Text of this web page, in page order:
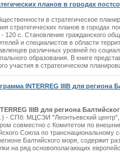
планов в городах
в стратегическое
стратегических планов в городах
120 с. Становление гражданского
и специалистов в области
различных уровней по
образования. В книге
участия в стратегическом
INTERREG IIIB для региона
IIIB для региона
- СПб: МЦСЭИ "Леонтьевский центр",
совместно с Комитетом по
Союза по транснациональному
Балтийского моря, содержит
на ряд основополагающих